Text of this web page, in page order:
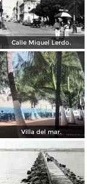
Calle Miguel Lerdo.
Villa del mar.